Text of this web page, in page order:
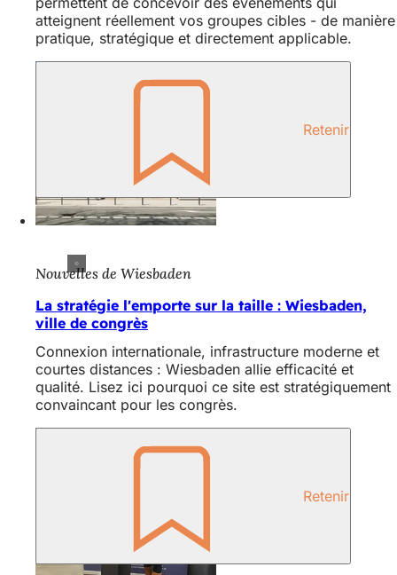
atteignent réellement vos groupes cibles - de manière
pratique, stratégique et directement applicable.
Retenir
Nouvelles de Wiesbaden
La stratégie l'emporte sur la taille : Wiesbaden,
ville de congrès
Connexion internationale, infrastructure moderne et
courtes distances : Wiesbaden allie efficacité et
qualité. Lisez ici pourquoi ce site est stratégiquement
convaincant pour les congrès.
Retenir